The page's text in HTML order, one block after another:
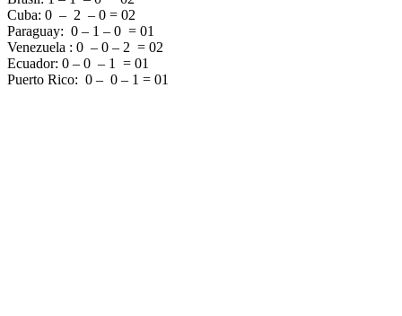
Cuba: 0 – 2 – 0 = 02
Paraguay: 0 – 1 – 0 = 01
Venezuela : 0 – 0 – 2 = 02
Ecuador: 0 – 0 – 1 = 01
Puerto Rico: 0 – 0 – 1 = 01